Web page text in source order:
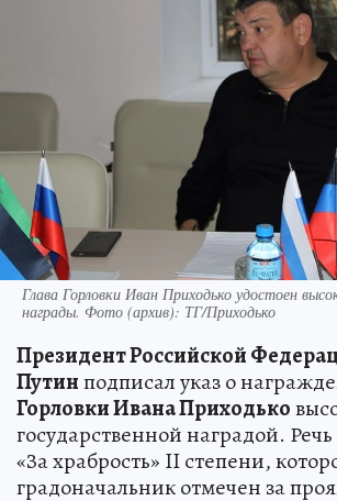
Глава Горловки Иван Приходько удостоен
награды. Фото (архив): ТГ/Приходько
Президент Российской
Путинподписал указ о
Горловки Ивана Приходько
государственной наградой.
«За храбрость» II степени,
градоначальник отмечен за